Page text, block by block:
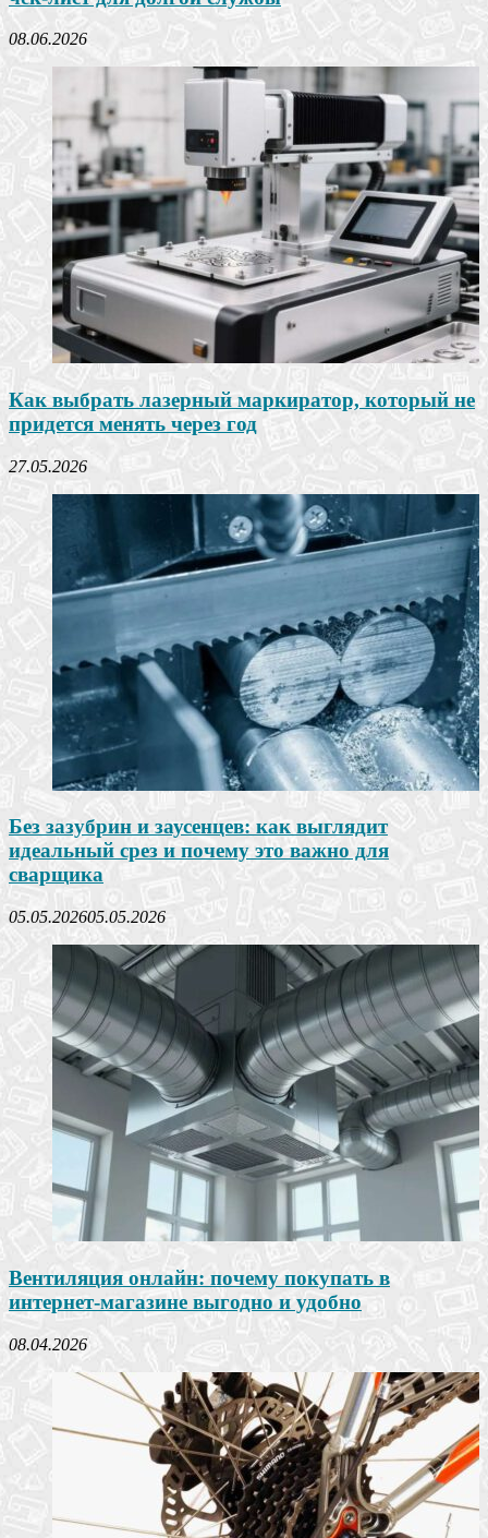
08.06.2026
Как выбрать лазерный маркиратор, который не
придется менять через год
27.05.2026
Без зазубрин и заусенцев: как выглядит
идеальный срез и почему это важно для
сварщика
05.05.202605.05.2026
Вентиляция онлайн: почему покупать в
интернет-магазине выгодно и удобно
08.04.2026